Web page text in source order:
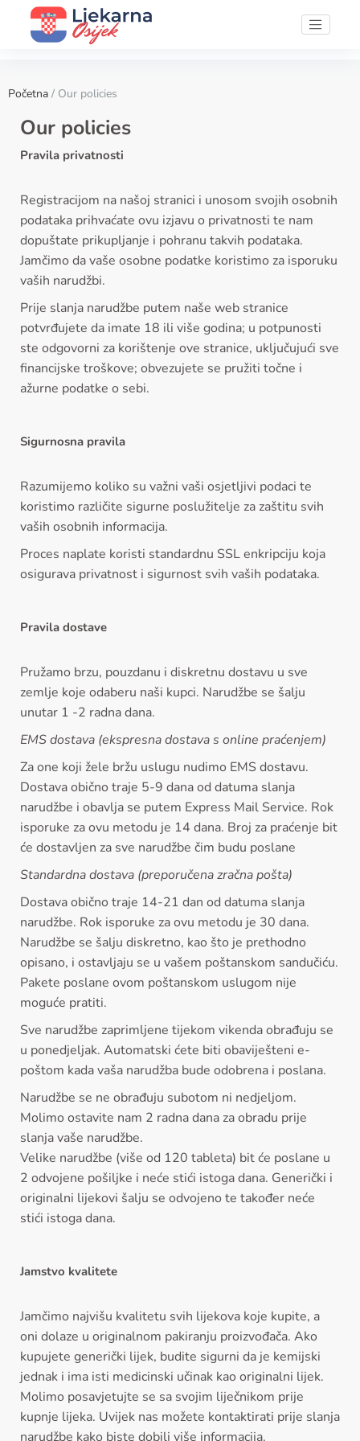
Početna / Our policies
Our policies
Pravila privatnosti
Registracijom na našoj stranici i unosom svojih osobnih
podataka prihvaćate ovu izjavu o privatnosti te nam
dopuštate prikupljanje i pohranu takvih podataka.
Jamčimo da vaše osobne podatke koristimo za isporuku
vaših narudžbi.
Prije slanja narudžbe putem naše web stranice
potvrđujete da imate 18 ili više godina; u potpunosti
ste odgovorni za korištenje ove stranice, uključujući sve
financijske troškove; obvezujete se pružiti točne i
ažurne podatke o sebi.
Sigurnosna pravila
Razumijemo koliko su važni vaši osjetljivi podaci te
koristimo različite sigurne poslužitelje za zaštitu svih
vaših osobnih informacija.
Proces naplate koristi standardnu SSL enkripciju koja
osigurava privatnost i sigurnost svih vaših podataka.
Pravila dostave
Pružamo brzu, pouzdanu i diskretnu dostavu u sve
zemlje koje odaberu naši kupci. Narudžbe se šalju
unutar 1 -2 radna dana.
EMS dostava (ekspresna dostava s online praćenjem)
Za one koji žele bržu uslugu nudimo EMS dostavu.
Dostava obično traje 5-9 dana od datuma slanja
narudžbe i obavlja se putem Express Mail Service. Rok
isporuke za ovu metodu je 14 dana. Broj za praćenje bit
će dostavljen za sve narudžbe čim budu poslane
Standardna dostava (preporučena zračna pošta)
Dostava obično traje 14-21 dan od datuma slanja
narudžbe. Rok isporuke za ovu metodu je 30 dana.
Narudžbe se šalju diskretno, kao što je prethodno
opisano, i ostavljaju se u vašem poštanskom sandučiću.
Pakete poslane ovom poštanskom uslugom nije
moguće pratiti.
Sve narudžbe zaprimljene tijekom vikenda obrađuju se
u ponedjeljak. Automatski ćete biti obaviješteni e-
poštom kada vaša narudžba bude odobrena i poslana.
Narudžbe se ne obrađuju subotom ni nedjeljom.
Molimo ostavite nam 2 radna dana za obradu prije
slanja vaše narudžbe.
Velike narudžbe (više od 120 tableta) bit će poslane u
2 odvojene pošiljke i neće stići istoga dana. Generički i
originalni lijekovi šalju se odvojeno te također neće
stići istoga dana.
Jamstvo kvalitete
Jamčimo najvišu kvalitetu svih lijekova koje kupite, a
oni dolaze u originalnom pakiranju proizvođača. Ako
kupujete generički lijek, budite sigurni da je kemijski
jednak i ima isti medicinski učinak kao originalni lijek.
Molimo posavjetujte se sa svojim liječnikom prije
kupnje lijeka. Uvijek nas možete kontaktirati prije slanja
narudžbe kako biste dobili više informacija.